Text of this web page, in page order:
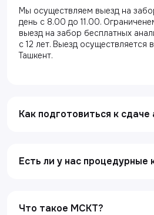
Мы осуществляем выезд на
день с 8.00 до 11.00.
выезд на забор бесплатных
с 12 лет. Выезд осуществляется
Ташкент.
Как подготовиться к сдаче
Есть ли у нас процедурные
Что такое МСКТ?
Ультразвуковая
+998 71 207-93-94
Акции
Специалисты
Полезные статьи